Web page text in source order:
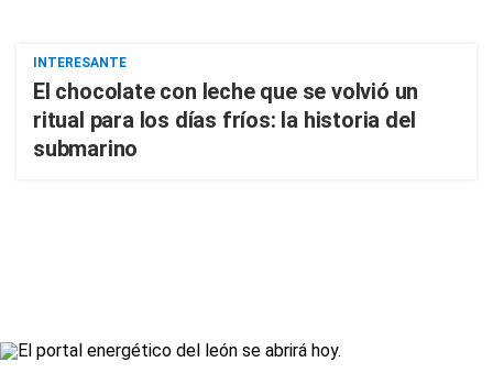
INTERESANTE
El chocolate con leche que se volvió un
ritual para los días fríos: la historia del
submarino